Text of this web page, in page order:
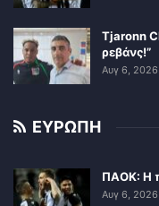
Tjaronn
ρεβάνς!”
Αυγ 6, 2026
ΕΥΡΩΠΗ
ΠΑΟΚ: Η
Αυγ 6, 2026